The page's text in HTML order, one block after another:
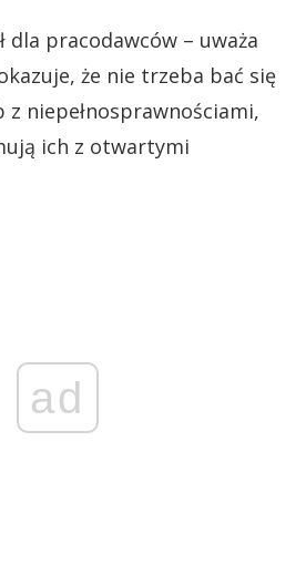
dla pracodawców – uważa
że nie trzeba bać się
niepełnosprawnościami,
ich z otwartymi
ad